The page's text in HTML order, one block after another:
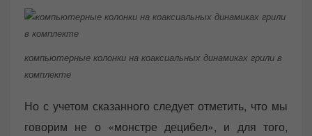
компьютерные колонки на коаксиальных динамиках грили в
комплекте
Но с учетом сказанного следует отметить, что мы
говорим не о «монстре децибел», и для того,